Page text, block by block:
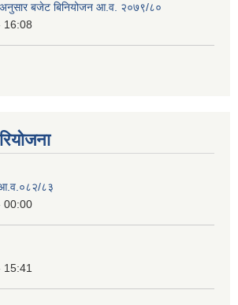
अनुसार बजेट बिनियोजन आ.व. २०७९/८०
16:08
आ.व.०८२/८३
00:00